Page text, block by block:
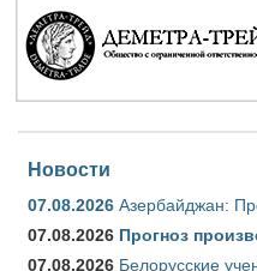
Новости
07.08.2026 Азербайджан:
07.08.2026 Прогноз
07.08.2026 Белорусские